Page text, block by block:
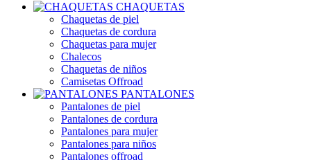
CHAQUETAS
Chaquetas de piel
Chaquetas de cordura
Chaquetas para mujer
Chalecos
Chaquetas de niños
Camisetas Offroad
PANTALONES
Pantalones de piel
Pantalones de cordura
Pantalones para mujer
Pantalones para niños
Pantalones offroad